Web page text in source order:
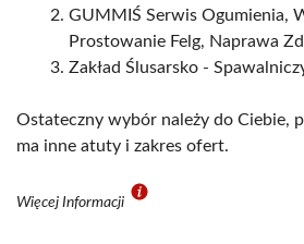
GUMMIŚ Serwis Ogumienia,
Prostowanie Felg, Naprawa
Zakład Ślusarsko -
Ostateczny wybór należy do Ciebie,
ma inne atuty i zakres ofert.
Więcej Informacji